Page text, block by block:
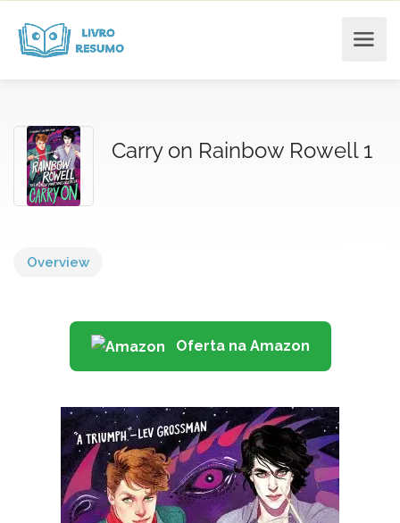
Carry on Rainbow Rowell 1
Overview
Oferta na Amazon